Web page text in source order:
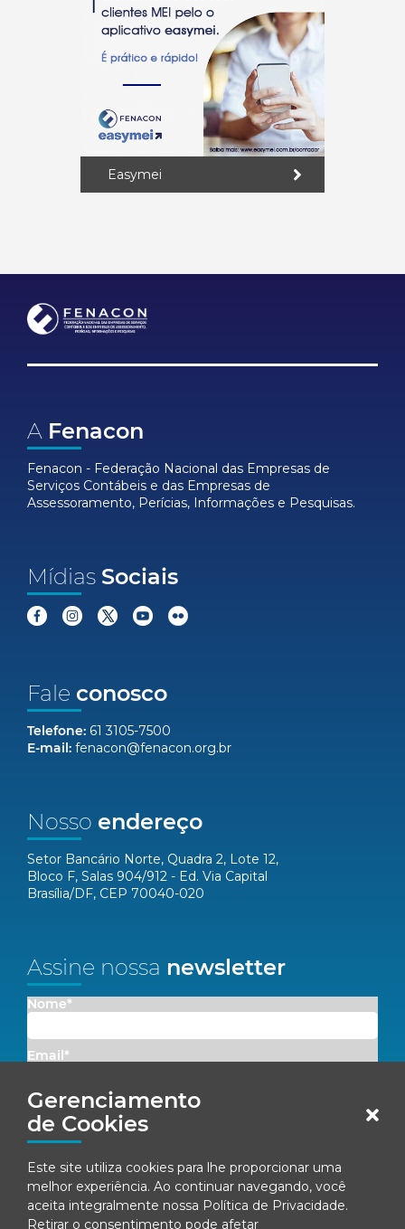
Gerenciamento
de Cookies
Este site utiliza cookies para lhe proporcionar uma
melhor experiência. Ao continuar navegando, você
aceita integralmente nossa Política de Privacidade.
Retirar o consentimento pode afetar
Easymei
A Fenacon
Fenacon - Federação Nacional das Empresas de
Serviços Contábeis e das Empresas de
Assessoramento, Perícias, Informações e Pesquisas.
Mídias Sociais
Fale conosco
Telefone: 61 3105-7500
E-mail: fenacon@fenacon.org.br
Nosso endereço
Setor Bancário Norte, Quadra 2, Lote 12,
Bloco F, Salas 904/912 - Ed. Via Capital
Brasília/DF, CEP 70040-020
Assine nossa newsletter
Nome*
Email*
Concordo em receber comunicações da Fenacon.
Ao se inscrever, você concorda com nossaPolítica de Privacidade